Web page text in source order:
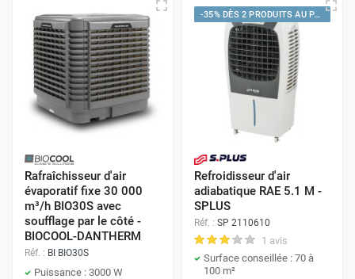
Rafraîchisseur d'air
évaporatif fixe 30 000
m³/h BIO30S avec
soufflage par le côté -
BIOCOOL-DANTHERM
Réf. : BI BIO30S
Puissance : 3000 W
-35% DÈS 2 PRODUITS AU PANIER
Refroidisseur d'air
adiabatique RAE 5.1 M -
SPLUS
Réf. : SP 2110610
1 avis
Surface conseillée : 70 à
100 m²